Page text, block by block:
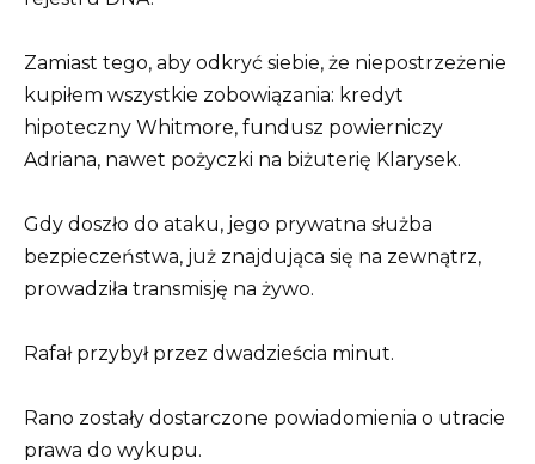
Zamiast tego, aby odkryć siebie, że niepostrzeżenie
kupiłem wszystkie zobowiązania: kredyt
hipoteczny Whitmore, fundusz powierniczy
Adriana, nawet pożyczki na biżuterię Klarysek.
Gdy doszło do ataku, jego prywatna służba
bezpieczeństwa, już znajdująca się na zewnątrz,
prowadziła transmisję na żywo.
Rafał przybył przez dwadzieścia minut.
Rano zostały dostarczone powiadomienia o utracie
prawa do wykupu.